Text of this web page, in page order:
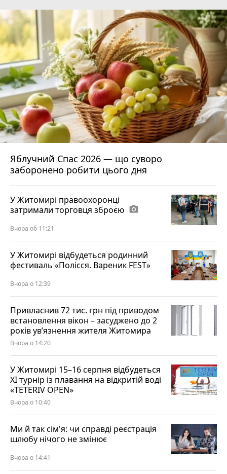
Яблучний Спас 2026 — що суворо
заборонено робити цього дня
У Житомирі правоохоронці
затримали торговця зброєю photo_camera
Вчора об 11:21
У Житомирі відбудеться родинний
фестиваль «Полісся. Вареник FEST»
Вчора о 12:39
Привласнив 72 тис. грн під приводом
встановлення вікон – засуджено до 2
років ув’язнення жителя Житомира
Вчора о 14:20
У Житомирі 15–16 серпня відбудеться
XI турнір із плавання на відкритій воді
«TETERIV OPEN»
Вчора о 10:40
Ми й так сім'я: чи справді реєстрація
шлюбу нічого не змінює
Вчора о 14:41